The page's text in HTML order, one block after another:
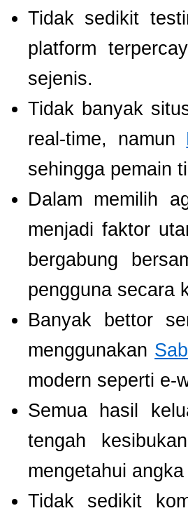
Tidak sedikit
platform
sejenis.
Tidak banyak
real-time, namun
sehingga pemain
Dalam memilih
menjadi faktor
bergabung
pengguna secara
Banyak bettor
menggunakan
modern seperti e-
Semua hasil
tengah
mengetahui
Tidak sedikit